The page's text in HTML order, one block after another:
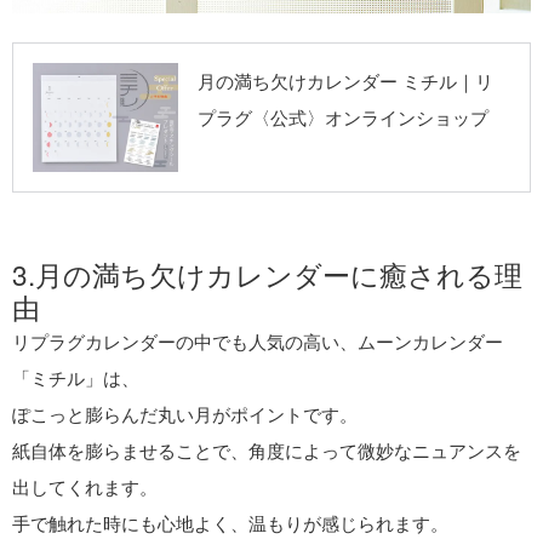
リプラグ《公式》
オンラインショッ
プ
月の満ち欠けカレンダー ミチル｜リ
プラグ〈公式〉オンラインショップ
3.月の満ち欠けカレンダーに癒される理
由
リプラグカレンダーの中でも人気の高い、ムーンカレンダー
「ミチル」は、
ぽこっと膨らんだ丸い月がポイントです。
紙自体を膨らませることで、角度によって微妙なニュアンスを
出してくれます。
手で触れた時にも心地よく、温もりが感じられます。